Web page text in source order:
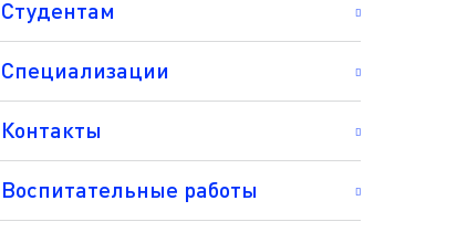
Студентам
Специализации
Контакты
Воспитательные работы